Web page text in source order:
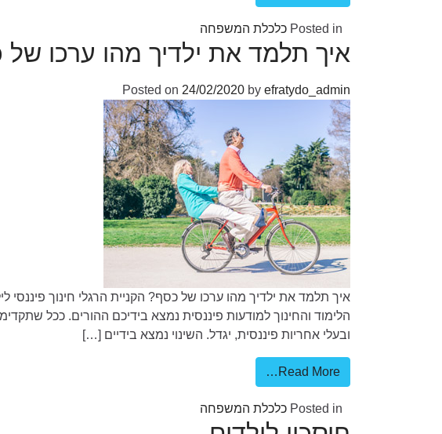
Posted in כלכלת המשפחה
איך תלמד את ילדיך מהו ערכו
Posted on 24/02/2020 by efratydo_admin
איך תלמד את ילדיך מהו ערכו של כסף? הקניית הרגלי חינוך
הלימוד והחינוך למודעות פיננסית נמצא בידיכם ההורים. ככל
ובעלי אחריות פיננסית, יגדל. השינוי נמצא בידיים […]
Read More…
Posted in כלכלת המשפחה